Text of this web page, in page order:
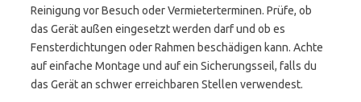
Reinigung vor Besuch oder Vermieterterminen. Prüfe, ob
das Gerät außen eingesetzt werden darf und ob es
Fensterdichtungen oder Rahmen beschädigen kann. Achte
auf einfache Montage und auf ein Sicherungsseil, falls du
das Gerät an schwer erreichbaren Stellen verwendest.